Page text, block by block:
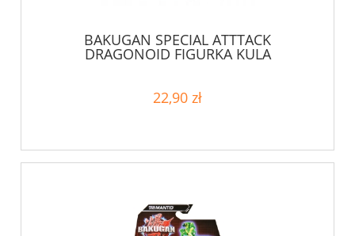
BAKUGAN SPECIAL ATTTACK
DRAGONOID FIGURKA KULA
22,90 zł